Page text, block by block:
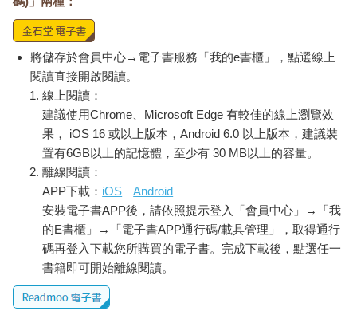
將儲存於會員中心→電子書服務「我的e書櫃」，點選線上
閱讀直接開啟閱讀。
線上閱讀：
建議使用Chrome、Microsoft Edge 有較佳的線上瀏覽效
果， iOS 16 或以上版本，Android 6.0 以上版本，建議裝
置有6GB以上的記憶體，至少有 30 MB以上的容量。
離線閱讀：
APP下載： iOS
Android
安裝電子書APP後，請依照提示登入「會員中心」→「我
的E書櫃」→「電子書APP通行碼/載具管理」，取得通行
碼再登入下載您所購買的電子書。完成下載後，點選任一
書籍即可開始離線閱讀。